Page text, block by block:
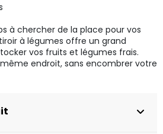
à chercher de la place pour vos
à légumes offre un grand
vos fruits et légumes frais.
endroit, sans encombrer votre